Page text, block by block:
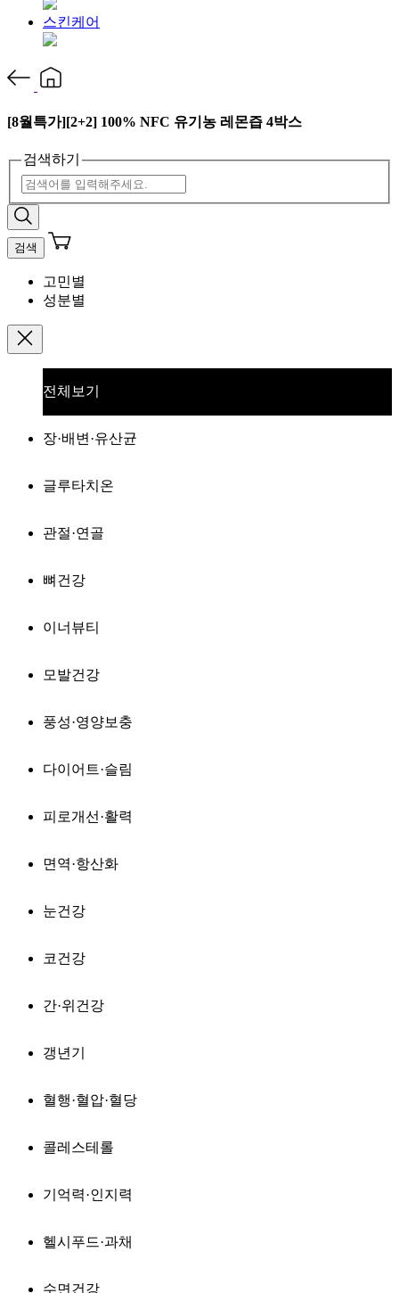
스킨케어
[8월특가][2+2] 100% NFC 유기농 레몬즙 4박스
검색하기
검색
고민별
성분별
전체보기
장·배변·유산균
글루타치온
관절·연골
뼈건강
이너뷰티
모발건강
풍성·영양보충
다이어트·슬림
피로개선·활력
면역·항산화
눈건강
코건강
간·위건강
갱년기
혈행·혈압·혈당
콜레스테롤
기억력·인지력
헬시푸드·과채
수면건강